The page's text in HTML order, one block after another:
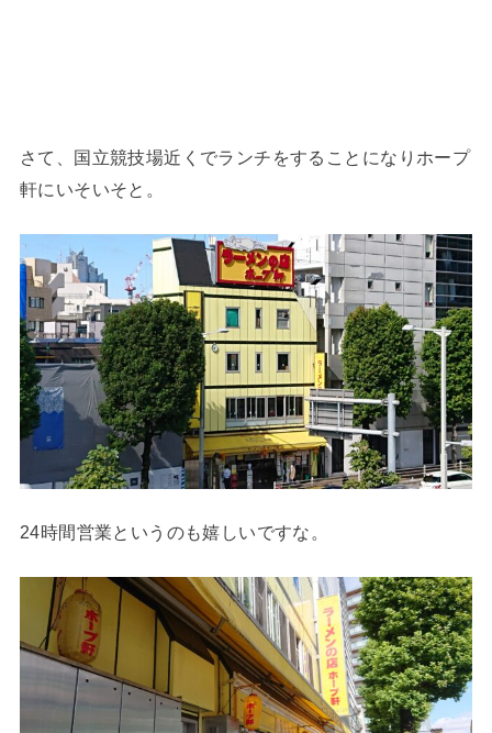
さて、国立競技場近くでランチをすることになりホープ
軒にいそいそと。
24時間営業というのも嬉しいですな。